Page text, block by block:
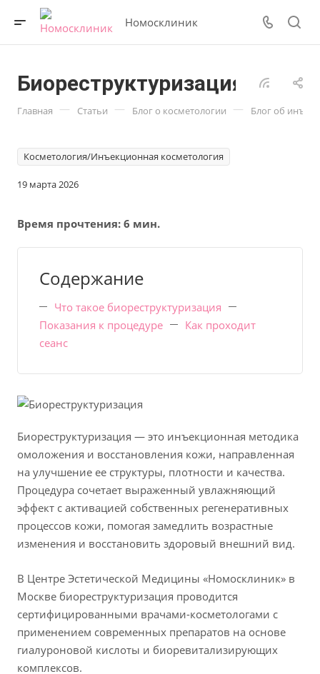
Номосклиник
Биореструктуризация
Главная — Статьи — Блог о косметологии — Блог об
Косметология/Инъекционная косметология
19 марта 2026
Время прочтения: 6 мин.
Содержание
Что такое биореструктуризация
Показания к процедуре
Как проходит
сеанс
Биореструктуризация — это инъекционная методика
омоложения и восстановления кожи, направленная
на улучшение ее структуры, плотности и качества.
Процедура сочетает выраженный увлажняющий
эффект с активацией собственных регенеративных
процессов кожи, помогая замедлить возрастные
изменения и восстановить здоровый внешний вид.
В Центре Эстетической Медицины «Номосклиник» в
Москве биореструктуризация проводится
сертифицированными врачами-косметологами с
применением современных препаратов на основе
гиалуроновой кислоты и биоревитализирующих
комплексов.